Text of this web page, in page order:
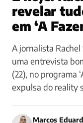
revelar
em ‘A
A jornalista
uma entrevista
(22), no programa
expulsa do reality
Marcos